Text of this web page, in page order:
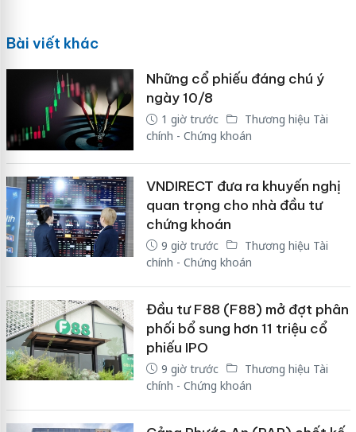
Bài viết khác
Những cổ phiếu đáng chú ý
ngày 10/8
1 giờ trước
Thương hiệu Tài
chính - Chứng khoán
VNDIRECT đưa ra khuyến nghị
quan trọng cho nhà đầu tư
chứng khoán
9 giờ trước
Thương hiệu Tài
chính - Chứng khoán
Đầu tư F88 (F88) mở đợt phân
phối bổ sung hơn 11 triệu cổ
phiếu IPO
9 giờ trước
Thương hiệu Tài
chính - Chứng khoán